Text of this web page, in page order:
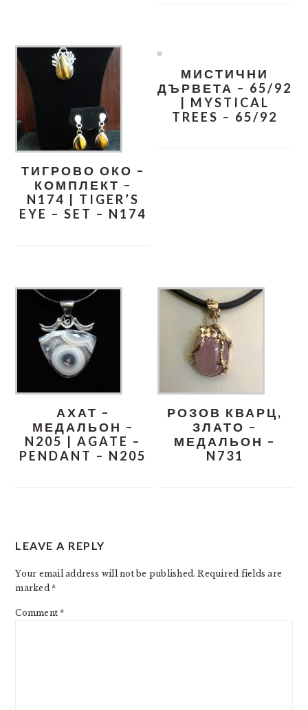
ТИГРОВО ОКО –
КОМПЛЕКТ –
N174 | TIGER’S
EYE – SET – N174
МИСТИЧНИ
ДЪРВЕТА – 65/92
| MYSTICAL
TREES – 65/92
АХАТ –
МЕДАЛЬОН –
N205 | AGATE –
PENDANT – N205
РОЗОВ КВАРЦ,
ЗЛАТО –
МЕДАЛЬОН –
N731
INTERACTIONS
LEAVE A REPLY
Your email address will not be published. Required fields are
marked*
Comment*